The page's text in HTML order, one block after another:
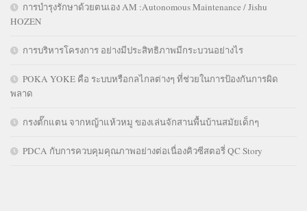
การบำรุงรักษาด้วยตนเอง AM :Autonomous Maintenance / Jishu
HOZEN
การบริหารโครงการ อย่างมีประสิทธิภาพมีกระบวนอย่างไร
POKA YOKE คือ ระบบหรือกลไกลต่างๆ ที่ช่วยในการป้องกันการผิด
พลาด
กรงตั๊กแตน จากหญ้าแห้วหมู ของเล่นจักสานพื้นบ้านสมัยเด็กๆ
PDCA กับการควบคุมคุณภาพอย่างต่อเนื่องคิวซีสตอรี่ QC Story